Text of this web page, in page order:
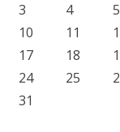
3
4 5
10
11
17
18
24
25
31